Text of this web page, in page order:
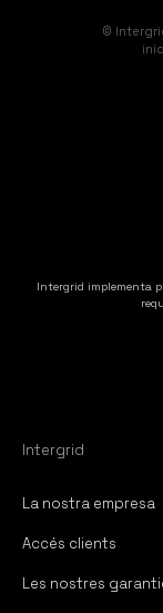
KMS ERP
KMS
Intrabase
Suport
©
Intergrid implementa
Intergrid
La nostra empresa
Accés clients
Les nostres